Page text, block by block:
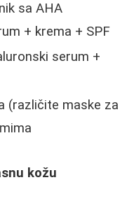
sa AHA
+ krema + SPF
serum +
(različite maske za
kožu